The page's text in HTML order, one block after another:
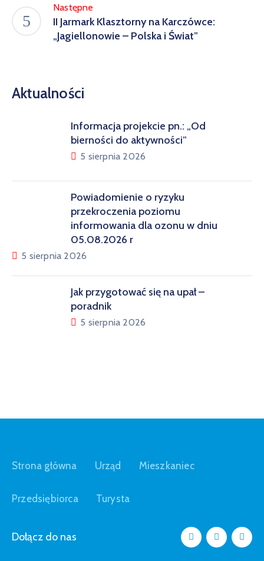
Następne
II Jarmark Klasztorny na Karczówce:
„Jagiellonowie – Polska i Świat”
Aktualności
Informacja projekcie pn.: „Od
bierności do aktywności”
5 sierpnia 2026
Powiadomienie o ryzyku
przekroczenia poziomu
informowania dla ozonu w dniu
05.08.2026 r
5 sierpnia 2026
Jak przygotować się na upał –
poradnik
5 sierpnia 2026
Strona główna Urząd Mieszkaniec
Przedsiębiorca Turysta
Dołącz do nas